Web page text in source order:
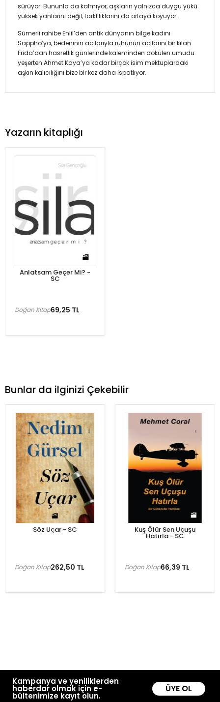
sürüyor. Bununla da kalmıyor, aşkların yalnızca duygu yükü
yüksek yanlarını değil, farklılıklarını da ortaya koyuyor.
Sümerli rahibe Enlil’den antik dünyanın bilge kadını
Sappho’ya, bedeninin acılarıyla ruhunun acılarını bir kılan
Frida’dan hasretlik günlerinde kaleminden dökülen umudu
yeşerten Ahmet Kaya’ya kadar birçok isim mektuplardaki
aşkın kalıcılığını bize bir kez daha ispatlıyor.
Yazarın kitaplığı
Anlatsam Geçer Mi? -
SC
69,25 TL
Doğan Kitap
Bunlar da ilginizi Çekebilir
Söz Uçar - SC
262,50 TL
Doğan Kitap
Kuş Ölür Sen Uçuşu
Hatırla - SC
66,39 TL
Doğan Kitap
Kampanya ve yeniliklerden
haberdar olmak için e-
bültenimize kayıt olun.
ÜYE OL